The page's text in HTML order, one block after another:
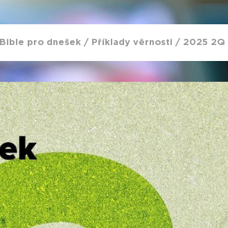
Bible pro dnešek / Příklady věrnosti / 2025 2Q